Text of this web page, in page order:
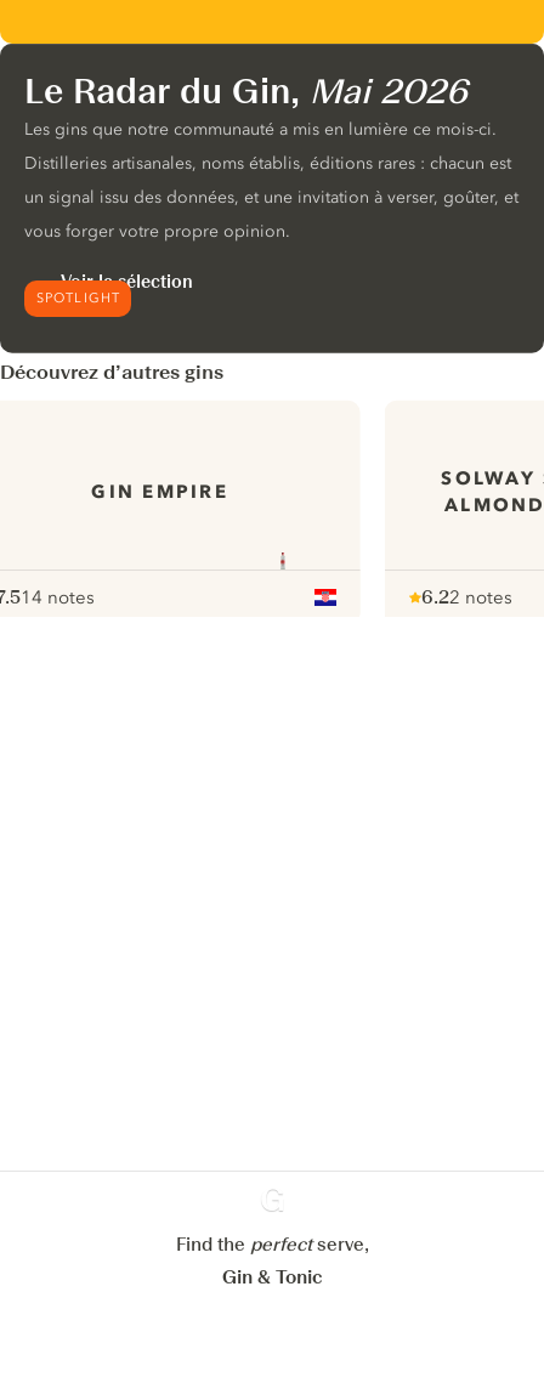
SPOTLIGHT
Le Radar du Gin, Mai 2026
Les gins que notre communauté a mis en lumière ce mois-ci.
Distilleries artisanales, noms établis, éditions rares : chacun est
un signal issu des données, et une invitation à verser, goûter, et
vous forger votre propre opinion.
Voir la sélection
Découvrez d’autres gins
GIN EMPIRE
14 notes
SOLWAY
6.22 notes
Ginventory
Find the perfectserve,
Gin & Tonic